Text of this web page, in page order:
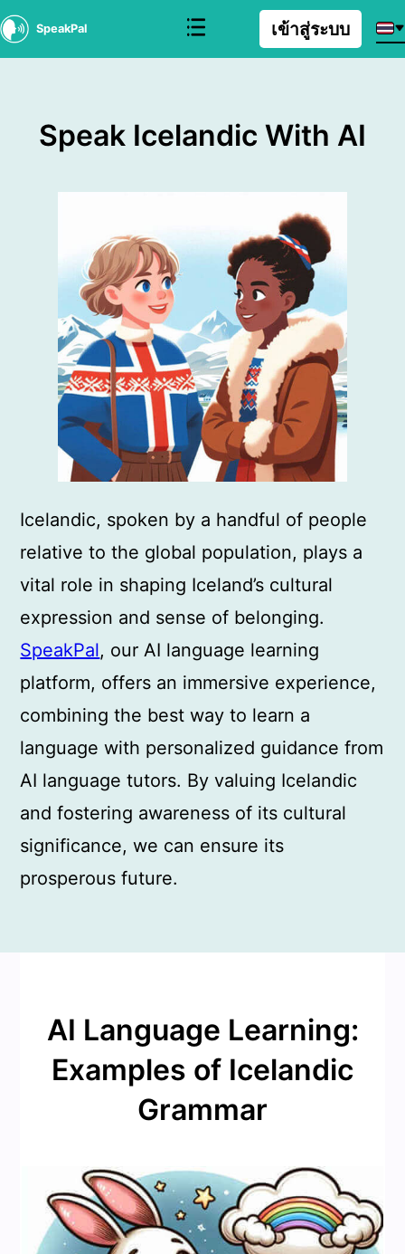
SpeakPal เข้าสู่ระบบ
Speak Icelandic With AI
Icelandic, spoken by a handful of people
relative to the global population, plays a
vital role in shaping Iceland’s cultural
expression and sense of belonging.
SpeakPal, our AI language learning
platform, offers an immersive experience,
combining the best way to learn a
language with personalized guidance from
AI language tutors. By valuing Icelandic
and fostering awareness of its cultural
significance, we can ensure its
prosperous future.
AI Language Learning:
Examples of Icelandic
Grammar